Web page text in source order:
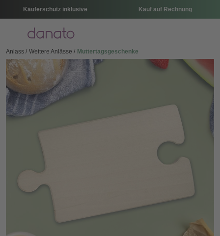
Käuferschutz inklusive Kauf auf Rechnung
Menü
Anlass Weitere Anlässe Muttertagsgeschenke